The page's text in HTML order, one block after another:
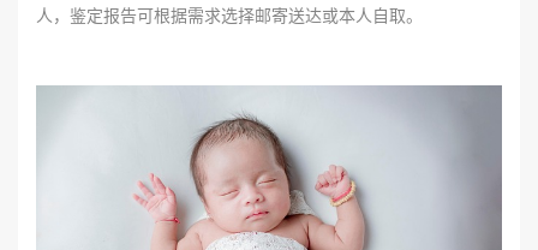
人，鉴定报告可根据需求选择邮寄送达或本人自取。